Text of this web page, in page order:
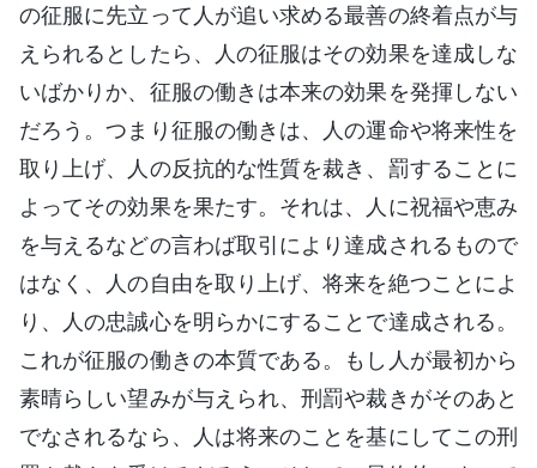
の征服に先立って人が追い求める最善の終着点が与
えられるとしたら、人の征服はその効果を達成しな
いばかりか、征服の働きは本来の効果を発揮しない
だろう。つまり征服の働きは、人の運命や将来性を
取り上げ、人の反抗的な性質を裁き、罰することに
よってその効果を果たす。それは、人に祝福や恵み
を与えるなどの言わば取引により達成されるもので
はなく、人の自由を取り上げ、将来を絶つことによ
り、人の忠誠心を明らかにすることで達成される。
これが征服の働きの本質である。もし人が最初から
素晴らしい望みが与えられ、刑罰や裁きがそのあと
でなされるなら、人は将来のことを基にしてこの刑